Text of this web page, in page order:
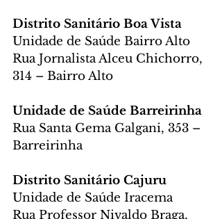
Distrito Sanitário Boa Vista
Unidade de Saúde Bairro Alto
Rua Jornalista Alceu Chichorro,
314 – Bairro Alto
Unidade de Saúde Barreirinha
Rua Santa Gema Galgani, 353 –
Barreirinha
Distrito Sanitário Cajuru
Unidade de Saúde Iracema
Rua Professor Nivaldo Braga,